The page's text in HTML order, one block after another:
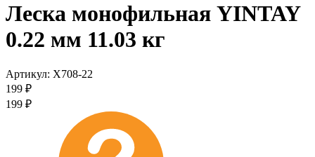
Леска монофильная YINTAY
0.22 мм 11.03 кг
Артикул: X708-22
199 ₽
199 ₽